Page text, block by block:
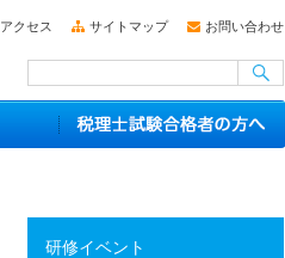
アクセス サイトマップ お問い合わせ
研修イベント